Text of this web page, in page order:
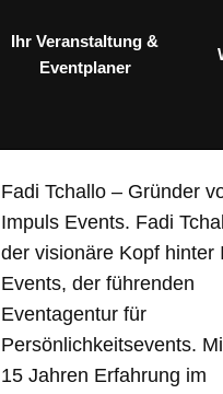
Ihr Veranstaltung &
Eventplaner
Fadi Tchallo – Gründer
Impuls Events. Fadi
der visionäre Kopf hinter
Events, der führenden
Eventagentur für
Persönlichkeitsevents.
15 Jahren Erfahrung im